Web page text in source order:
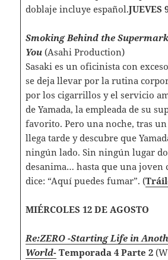
doblaje incluye español.JUEVES
Smoking Behind the
You(Asahi Production)
Sasaki es un oficinista con
se deja llevar por la rutina
por los cigarrillos y el servicio
de Yamada, la empleada de su
favorito. Pero una noche, tras
llega tarde y descubre que
ningún lado. Sin ningún lugar
desanima… hasta que una joven
dice: “Aquí puedes fumar”. (
MIÉRCOLES 12 DE AGOSTO
Re:ZERO -Starting Life in
World- Temporada 4 Parte 2